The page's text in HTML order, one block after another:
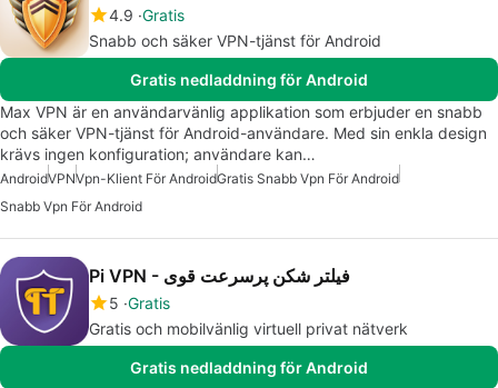
4.9 Gratis
Snabb och säker VPN-tjänst för Android
Gratis nedladdning för Android
Max VPN är en användarvänlig applikation som erbjuder en snabb
och säker VPN-tjänst för Android-användare. Med sin enkla design
krävs ingen konfiguration; användare kan…
AndroidVPNVpn-Klient För AndroidGratis Snabb Vpn För Android
Snabb Vpn För Android
Pi VPN - فیلتر شکن پرسرعت قوی
5 Gratis
Gratis och mobilvänlig virtuell privat nätverk
Gratis nedladdning för Android